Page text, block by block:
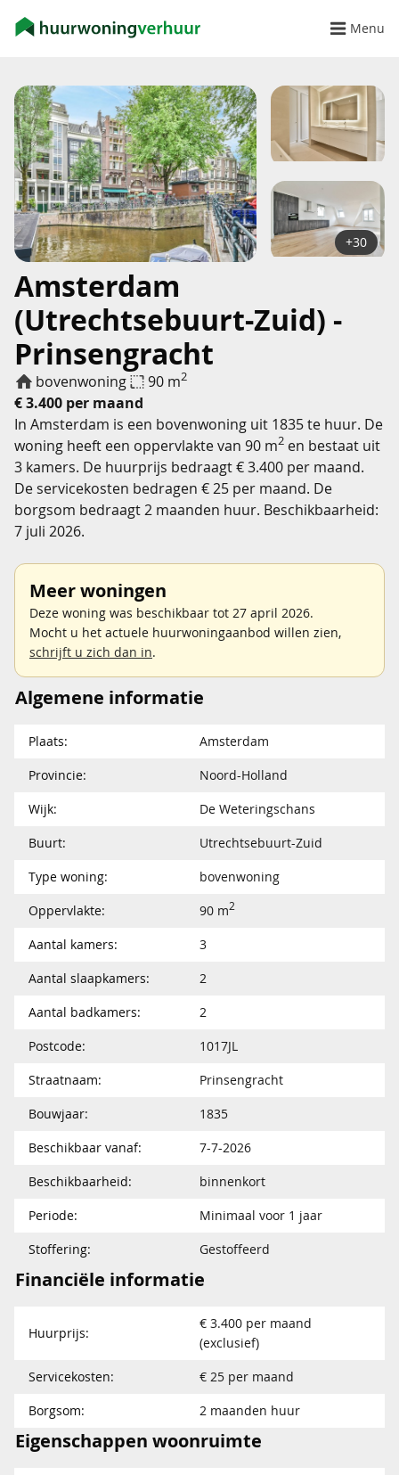
Menu
Amsterdam
(Utrechtsebuurt-Zuid) -
Prinsengracht
bovenwoning 90 m2
€ 3.400 per maand
+30
In Amsterdam is een bovenwoning uit 1835 te huur. De
woning heeft een oppervlakte van 90 m2 en bestaat uit
3 kamers. De huurprijs bedraagt € 3.400 per maand.
De servicekosten bedragen € 25 per maand. De
borgsom bedraagt 2 maanden huur. Beschikbaarheid:
7 juli 2026.
Meer woningen
Deze woning was beschikbaar tot 27 april 2026.
Mocht u het actuele huurwoningaanbod willen zien,
schrijft u zich dan in.
Algemene informatie
Plaats:
Amsterdam
Provincie:
Noord-Holland
Wijk:
De Weteringschans
Buurt:
Utrechtsebuurt-Zuid
Type woning:
bovenwoning
Oppervlakte:
90 m2
Aantal kamers:
3
Aantal slaapkamers:
2
Aantal badkamers:
2
Postcode:
1017JL
Straatnaam:
Prinsengracht
Bouwjaar:
1835
Beschikbaar vanaf:
7-7-2026
Beschikbaarheid:
binnenkort
Periode:
Minimaal voor 1 jaar
Stoffering:
Gestoffeerd
Financiële informatie
Huurprijs:
€ 3.400 per maand
(exclusief)
Servicekosten:
€ 25 per maand
Borgsom:
2 maanden huur
Eigenschappen woonruimte